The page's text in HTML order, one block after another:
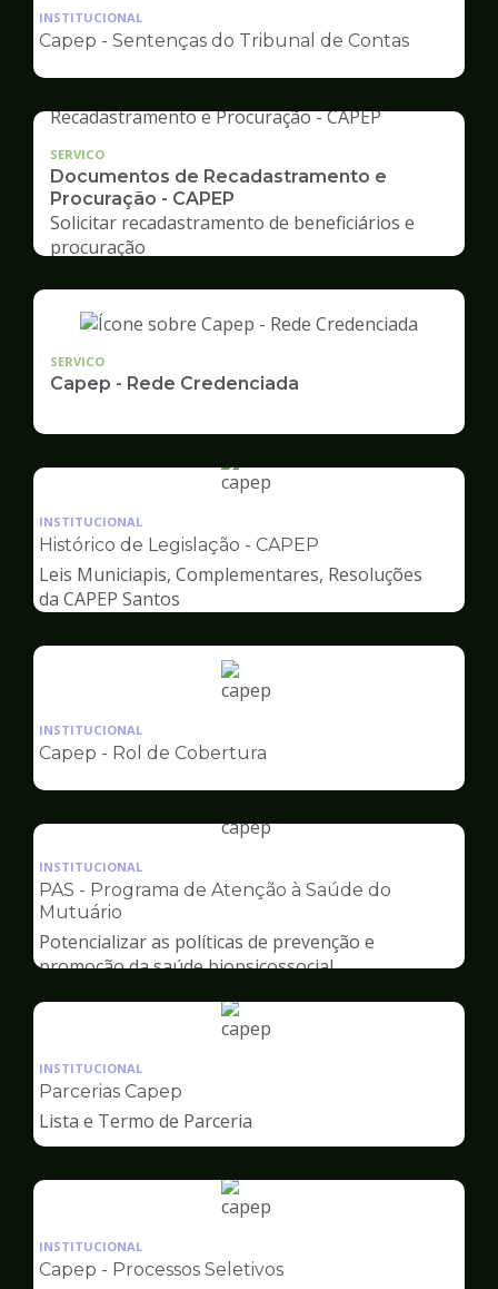
pagina
Capep
INSTITUCIONAL
Capep - Sentenças do Tribunal de Contas
SERVICO
Documentos de Recadastramento e
Procuração - CAPEP
Solicitar recadastramento de beneficiários e
procuração
SERVICO
Capep - Rede Credenciada
Ilustração
pagina
Capep
INSTITUCIONAL
Histórico de Legislação - CAPEP
Leis Municiapis, Complementares, Resoluções
da CAPEP Santos
Ilustração
pagina
Capep
INSTITUCIONAL
Capep - Rol de Cobertura
Ilustração
pagina
Capep
INSTITUCIONAL
PAS - Programa de Atenção à Saúde do
Mutuário
Potencializar as políticas de prevenção e
promoção da saúde biopsicossocial
Ilustração
Capep
INSTITUCIONAL
Parcerias Capep
Lista e Termo de Parceria
Ilustração
pagina
INSTITUCIONAL
Capep - Processos Seletivos